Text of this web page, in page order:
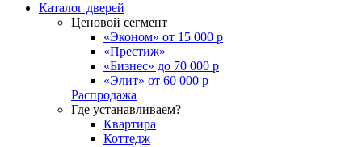
Каталог дверей
Ценовой сегмент
«Эконом» от 15 000 р
«Престиж»
«Бизнес» до 70 000 р
«Элит» от 60 000 р
Распродажа
Где устанавливаем?
Квартира
Коттедж